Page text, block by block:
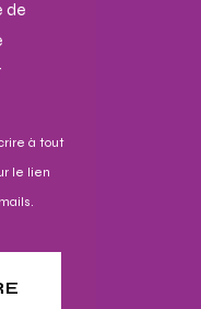
de
à tout
le lien